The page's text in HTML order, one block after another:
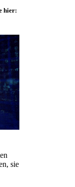
hier:
sie